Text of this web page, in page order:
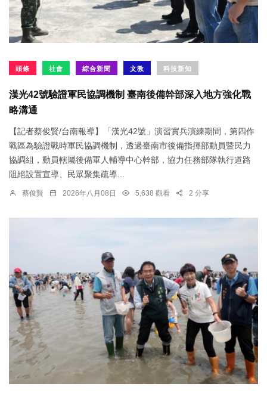
頭條 社會 綜合新聞 文教 科技新知
漢光42號驗證軍民協調機制 臺南後備幹部深入地方強化戰
略溝通
【記者蔡俊賢/台南報導】「漢光42號」演習實兵演練期間，第四作
戰區為驗證戰時軍民協調機制，透過臺南市後備指揮部動員暨民力
協調組，動員轄屬後備軍人輔導中心幹部，協力任務部隊執行道路
阻絕設置宣導、民眾聚集疏導...
蔡俊賢 2026年八月08日 5,638 觀看 2 分享